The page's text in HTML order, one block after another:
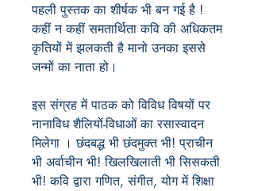
पहली पुस्तक का शीर्षक भी बन गई है !
कहीं न कहीं समतार्थिता कवि की अधिकतम
कृतियों में झलकती है मानो उनका इससे
जन्मों का नाता हो।
इस संग्रह में पाठक को विविध विषयों पर
नानाविध शैलियों-विधाओं का रसास्वादन
मिलेगा । छंदबद्ध भी छंदमुक्त भी! प्राचीन
भी अर्वाचीन भी! खिलखिलाती भी सिसकती
भी! कवि द्वारा गणित, संगीत, योग में शिक्षा